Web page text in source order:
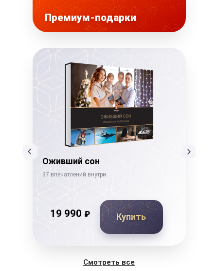
Премиум-подарки
Оживший сон
37 впечатлений внутри
19 990 ₽ Купить
Смотреть все